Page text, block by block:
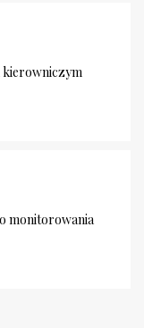
kierowniczym
monitorowania